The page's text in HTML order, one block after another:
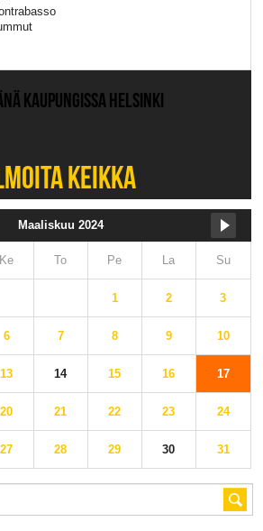
KAUPUNGISSA HELSINKI
KEIKKA
Maaliskuu 2024
Ke To Pe La Su
1 2 3
6 7 8 9 10
13 14 15 16 17
20 21 22 23 24
27 28 29 30 31